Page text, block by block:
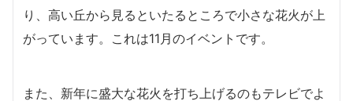
り、高い丘から見るといたるところで小さな花火が上
がっています。これは11月のイベントです。
また、新年に盛大な花火を打ち上げるのもテレビでよ